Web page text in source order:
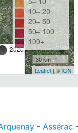
2026
10– 20
20– 50
50– 100
100+
30 km
Leaflet| © IGN
- Assérac